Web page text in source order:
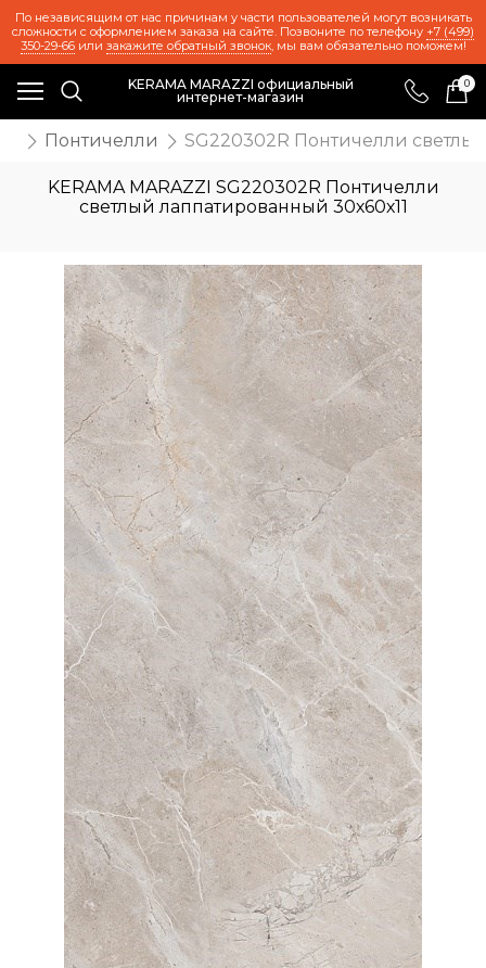
По независящим от нас причинам у части пользователей могут возникать
сложности с оформлением заказа на сайте. Позвоните по телефону +7 (499)
350-29-66или закажите обратный звонок, мы вам обязательно поможем!
KERAMA MARAZZI официальный
интернет-магазин
0
Понтичелли SG220302R Понтичелли
KERAMA MARAZZI SG220302R Понтичелли
светлый лаппатированный 30х60х11